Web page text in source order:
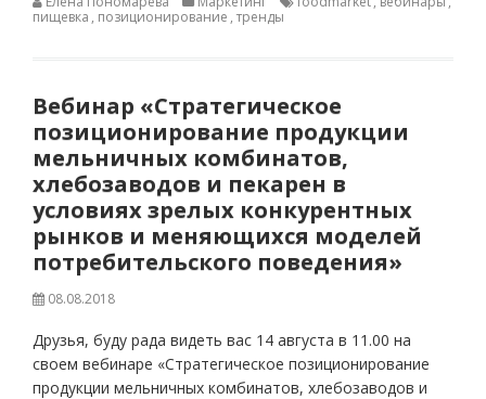
пищевка , позиционирование , тренды
Вебинар «Стратегическое
позиционирование продукции
мельничных комбинатов,
хлебозаводов и пекарен в
условиях зрелых конкурентных
рынков и меняющихся моделей
потребительского поведения»
08.08.2018
Друзья, буду рада видеть вас 14 августа в 11.00 на
своем вебинаре «Стратегическое позиционирование
продукции мельничных комбинатов, хлебозаводов и